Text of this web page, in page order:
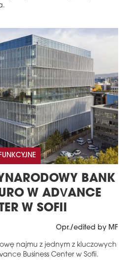
BANK
W ADVANCE
W SOFII
Opr./edited by MF
najmu z jednym z kluczowych
Business Center w Sofii.